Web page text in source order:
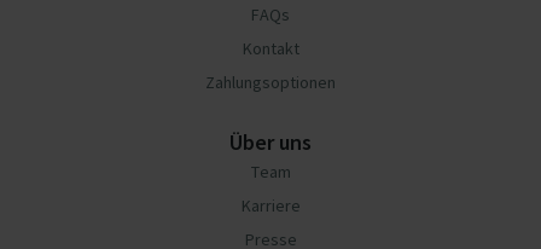
FAQs
Kontakt
Zahlungsoptionen
Über uns
Team
Karriere
Presse